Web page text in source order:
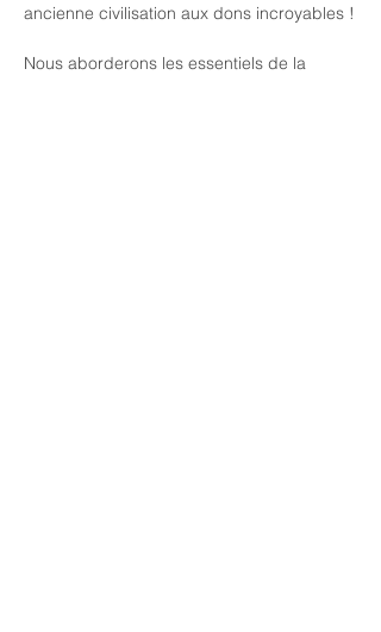
ancienne civilisation aux dons incroyables !
Nous aborderons les essentiels de la